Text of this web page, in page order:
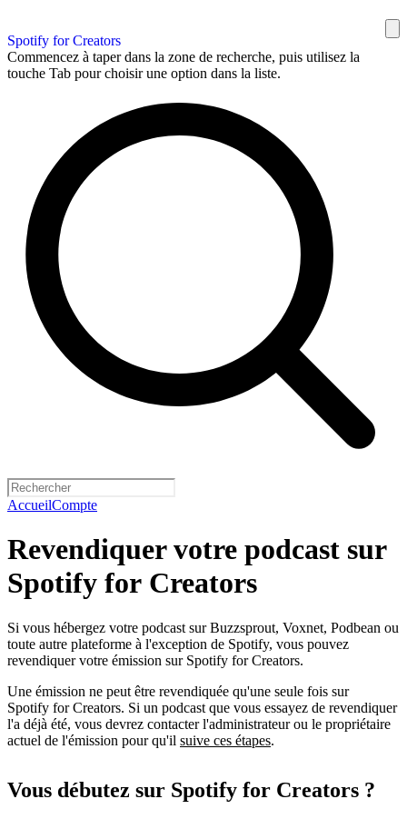
Spotify for Creators
Commencez à taper dans la zone de recherche, puis utilisez la
touche Tab pour choisir une option dans la liste.
AccueilCompte
Revendiquer votre podcast sur
Spotify for Creators
Si vous hébergez votre podcast sur Buzzsprout, Voxnet, Podbean ou
toute autre plateforme à l'exception de Spotify, vous pouvez
revendiquer votre émission sur Spotify for Creators.
Une émission ne peut être revendiquée qu'une seule fois sur
Spotify for Creators. Si un podcast que vous essayez de revendiquer
l'a déjà été, vous devrez contacter l'administrateur ou le propriétaire
actuel de l'émission pour qu'il suive ces étapes.
Vous débutez sur Spotify for Creators ?